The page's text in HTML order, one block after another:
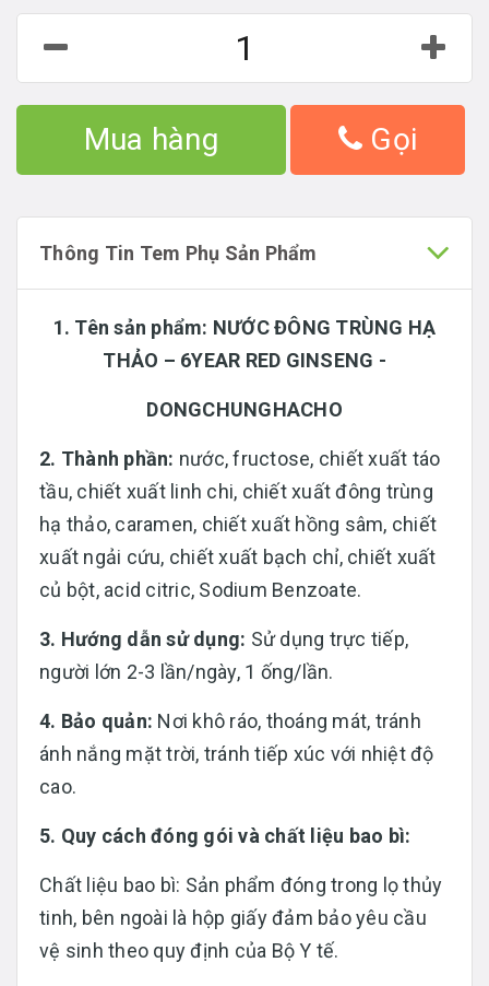
Mua hàng Gọi
Thông Tin Tem Phụ Sản Phẩm
1. Tên sản phẩm: NƯỚC ĐÔNG TRÙNG HẠ
THẢO – 6YEAR RED GINSENG -
DONGCHUNGHACHO
2. Thành phần: nước, fructose, chiết xuất táo
tầu, chiết xuất linh chi, chiết xuất đông trùng
hạ thảo, caramen, chiết xuất hồng sâm, chiết
xuất ngải cứu, chiết xuất bạch chỉ, chiết xuất
củ bột, acid citric, Sodium Benzoate.
3. Hướng dẫn sử dụng: Sử dụng trực tiếp,
người lớn 2-3 lần/ngày, 1 ống/lần.
4. Bảo quản: Nơi khô ráo, thoáng mát, tránh
ánh nắng mặt trời, tránh tiếp xúc với nhiệt độ
cao.
5. Quy cách đóng gói và chất liệu bao bì:
Chất liệu bao bì: Sản phẩm đóng trong lọ thủy
tinh, bên ngoài là hộp giấy đảm bảo yêu cầu
vệ sinh theo quy định của Bộ Y tế.